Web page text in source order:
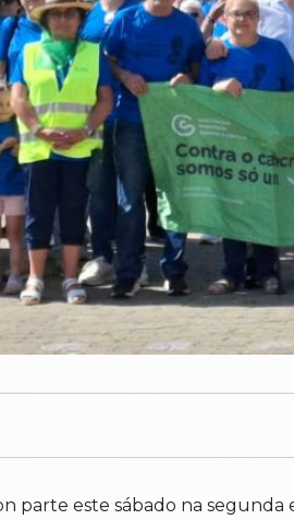
parte este sábado na segunda